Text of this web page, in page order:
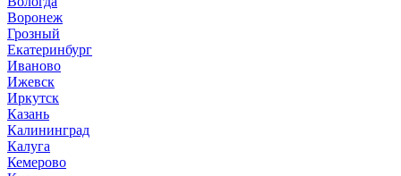
Воронеж
Грозный
Екатеринбург
Иваново
Ижевск
Иркутск
Казань
Калининград
Калуга
Кемерово